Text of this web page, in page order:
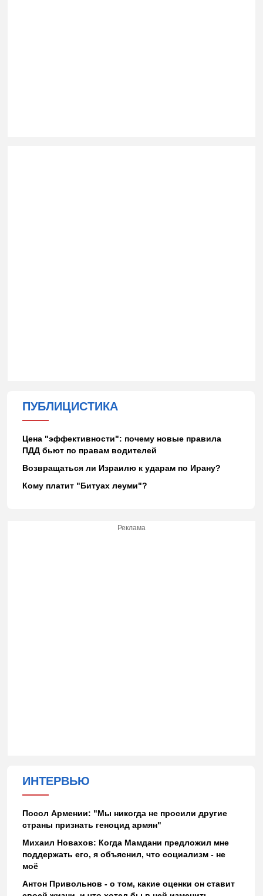
ПУБЛИЦИСТИКА
Цена "эффективности": почему новые правила
ПДД бьют по правам водителей
Возвращаться ли Израилю к ударам по Ирану?
Кому платит "Битуах леуми"?
Реклама
ИНТЕРВЬЮ
Посол Армении: "Мы никогда не просили другие
страны признать геноцид армян"
Михаил Новахов: Когда Мамдани предложил мне
поддержать его, я объяснил, что социализм - не
моё
Антон Привольнов - о том, какие оценки он ставит